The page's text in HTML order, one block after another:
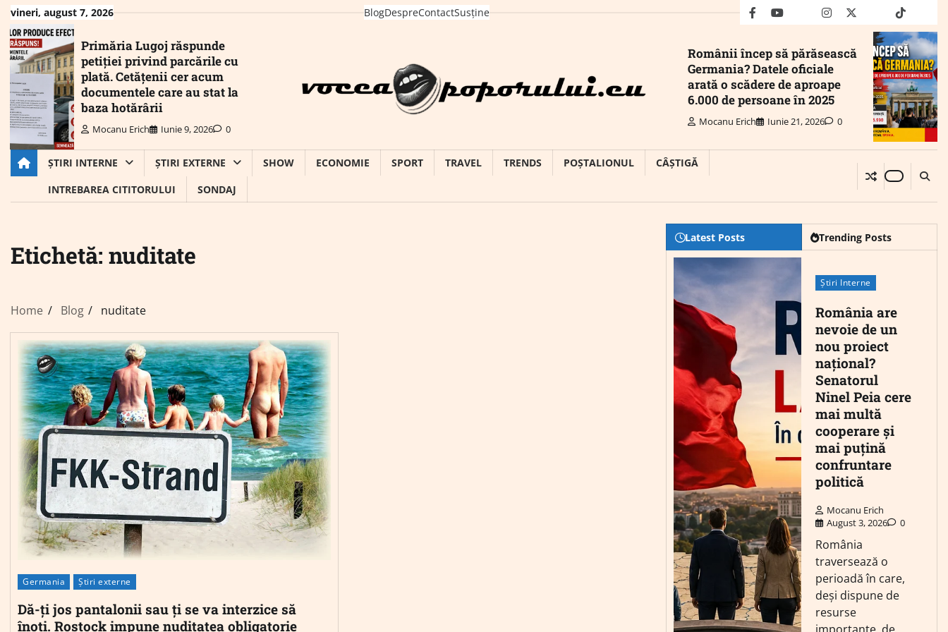
Skip
content
vineri, august 7, 2026 BlogDespreContactSusține facebookyoutubeMailinstagram
twitter truthtiktok
Primăria Lugoj răspunde
petiției privind parcările cu
plată. Cetățenii cer acum
documentele care au stat la
baza hotărârii
Mocanu Erich Iunie 9, 2026 0
Românii încep să părăsească
Germania? Datele oficiale
arată o scădere de aproape
6.000 de persoane în 2025
Mocanu Erich Iunie 21, 2026 0
ȘTIRI INTERNE ȘTIRI EXTERNE SHOW ECONOMIE SPORT TRAVEL TRENDS POȘTALIONUL
CÂȘTIGĂ
INTREBAREA CITITORULUI
SONDAJ
Etichetă: nuditate
Home Blog nuditate
Germania Știri externe
Dă-ți jos pantalonii sau ți se va interzice să
înoți. Rostock impune nuditatea obligatorie
Latest Posts Trending Posts
Știri Interne
România are
nevoie de un
nou proiect
național?
Senatorul
Ninel Peia cere
mai multă
cooperare și
mai puțină
confruntare
politică
Mocanu Erich
August 3, 2026
0
România
traversează o
perioadă în care,
deși dispune de
resurse